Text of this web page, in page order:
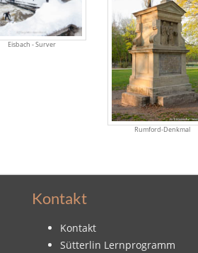
Eisbach - Surver
Rumford-Denkmal
Kontakt
Kontakt
Sütterlin Lernprogramm